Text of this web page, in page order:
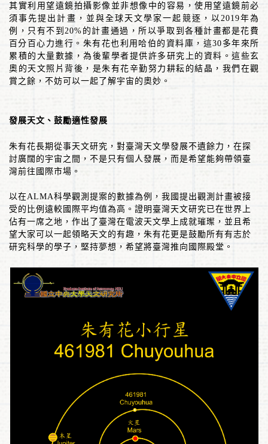
其實利用望遠鏡拍攝影像並非想像中的容易，使用望遠鏡前必
須事先提出計畫，並與全球天文學家一起競逐，以 2019年為
例，只有不到 20% 的計畫通過，所以爭取到各種計畫都是花費
百分百心力進行。朱有花也利用哈伯的資料庫，這30 多年來所
累積的大量數據，為後輩學者提供許多研究上的資料。這些玄
奧的天文照片背後，是朱有花辛勤努力耕耘的結晶，我們在觀
賞之餘，不妨可以一起了解宇宙的奧妙。
發展天文、鼓勵適性發展
朱有花長期從事天文研究，對臺灣天文學發展不遺餘力，在探
討廣闊的宇宙之間，不是只有個人發展，而是希望能夠帶領臺
灣前往國際市場。
以在ALMA科學觀測提案的數據為例，我國提出觀測計畫被接
受的比例遠較國際平均值為高。證明臺灣天文研究已在世界上
佔有一席之地，作出了臺灣在電波天文學上成就璀璨，並且希
望大家可以一起領略天文的有趣，朱有花更是鼓勵所有有志於
研究科學的學子，堅持夢想，希望將臺灣推向國際殿堂。